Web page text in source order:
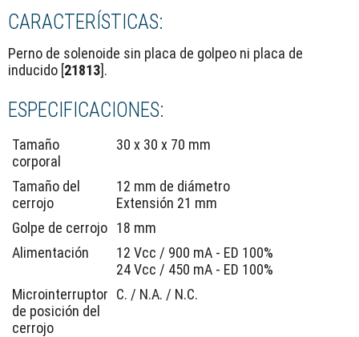
CARACTERÍSTICAS:
Perno de solenoide sin placa de golpeo ni placa de
inducido [21813].
ESPECIFICACIONES:
Tamaño
corporal
30 x 30 x 70 mm
Tamaño del
cerrojo
12 mm de diámetro
Extensión 21 mm
Golpe de cerrojo 18 mm
Alimentación
12 Vcc / 900 mA - ED 100%
24 Vcc / 450 mA - ED 100%
Microinterruptor
de posición del
cerrojo
C. / N.A. / N.C.